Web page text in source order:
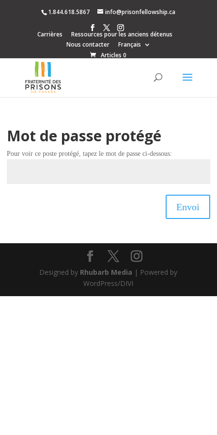
1.844.618.5867 info@prisonfellowship.ca
Carrières
Ressources pour les anciens détenus
Nous contacter
Français
Articles 0
Mot de passe protégé
Pour voir ce poste protégé, tapez le mot de passe ci-dessous:
Envoi
Designed by Rhubarb Media | Powered by
WordPress/DIVI